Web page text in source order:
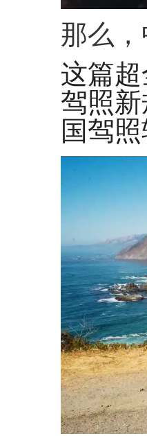
那么
这篇
驾照
国驾